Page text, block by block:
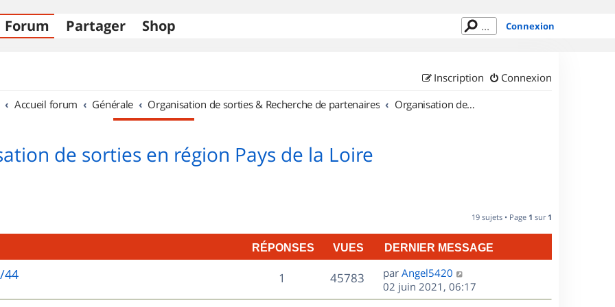
Forum Partager Shop Connexion
Connexion
Inscription
Accueil forum Générale Organisation de sorties & Recherche de partenaires Organisation de sorties en région Pays de la Loire
de sorties en région Pays de la Loire
19 sujets • Page 1 sur 1
RÉPONSES VUES DERNIER MESSAGE
44 1
é
45783V
u
D
e
r
par Angel5420
02 juin 2021, 06:17